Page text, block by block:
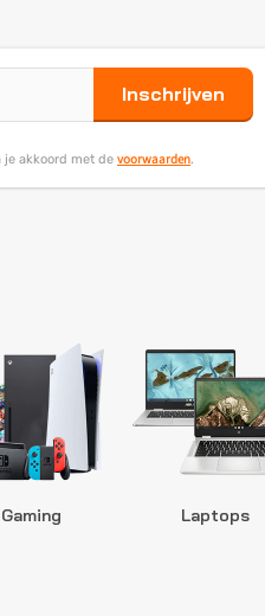
Inschrijven
akkoord met de voorwaarden.
Gaming Laptops